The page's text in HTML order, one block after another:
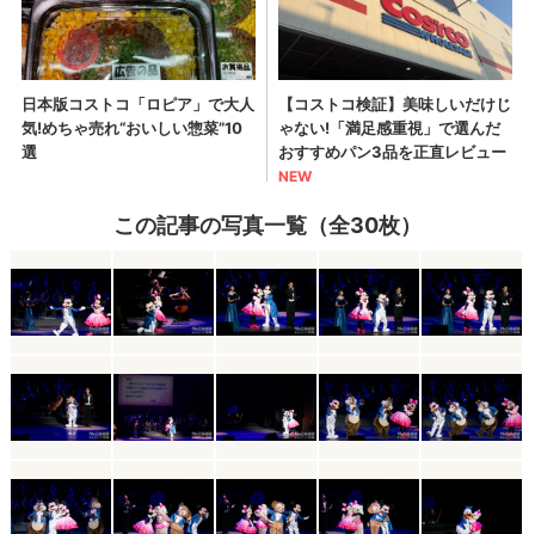
この記事の写真一覧（全30枚）